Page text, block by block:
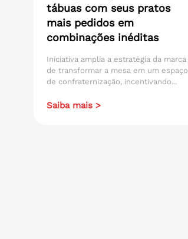
tábuas com seus pratos
mais pedidos em
combinações inéditas
Iniciativa amplia a estratégia da marca
de transformar a mesa em um espaço
de confraternização, incentivando...
Saiba mais >